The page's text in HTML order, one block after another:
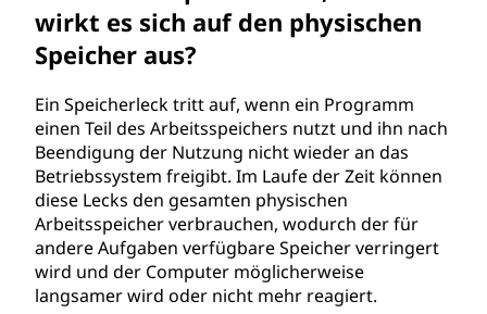
wirkt es sich auf den physischen
Speicher aus?
Ein Speicherleck tritt auf, wenn ein Programm
einen Teil des Arbeitsspeichers nutzt und ihn nach
Beendigung der Nutzung nicht wieder an das
Betriebssystem freigibt. Im Laufe der Zeit können
diese Lecks den gesamten physischen
Arbeitsspeicher verbrauchen, wodurch der für
andere Aufgaben verfügbare Speicher verringert
wird und der Computer möglicherweise
langsamer wird oder nicht mehr reagiert.